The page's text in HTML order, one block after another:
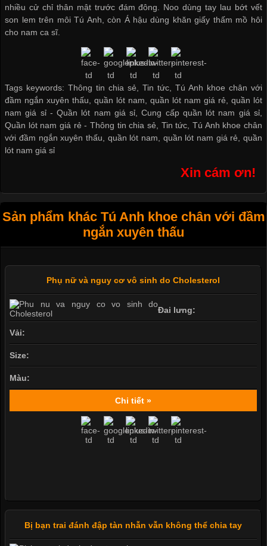
nhiều cử chỉ thân mật trước đám đông. Noo dùng tay lau bớt vết
son lem trên môi Tú Anh, còn Á hậu dùng khăn giấy thấm mồ hôi
cho nam ca sĩ.
Tags keywords: Thông tin chia sẻ, Tin tức, Tú Anh khoe chân với
đầm ngắn xuyên thấu, quần lót nam, quần lót nam giá rẻ, quần lót
nam giá sỉ -Quần lót nam giá sỉ ,Cung cấp quần lót nam giá sỉ,
Quần lót nam giá rẻ -Thông tin chia sẻ Tin tức Tú Anh khoe chân
với đầm ngắn xuyên thấu
quần lót nam quần lót nam giá rẻ
quần
lót nam giá sỉ
Xin cám ơn!
Sản phẩm khác Tú Anh khoe chân với đầm
ngắn xuyên thấu
Phụ nữ và nguy cơ vô sinh do Cholesterol
Đai lưng:
Vải:
Size:
Màu:
Chi tiết »
Bị bạn trai đánh đập tàn nhẫn vẫn không thể chia tay